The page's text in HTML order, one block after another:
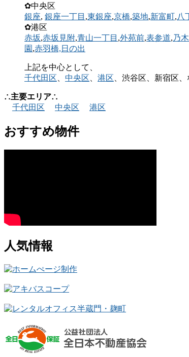
✿中央区
銀座, 銀座一丁目 ,東銀座,京橋,築地,新富町,八
✿港区
赤坂,赤坂見附,青山一丁目 ,外苑前,表参道,乃
園 ,赤羽橋, 日の出
上記を中心として、
千代田区
中央区 港区 、渋谷区、新宿区
∴主要エリア∴
千代田区
中央区 港区
おすすめ物件
人気情報